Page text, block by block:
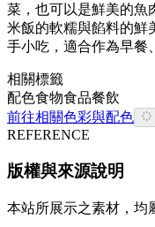
菜，也可以是鮮美的魚
米飯的軟糯與餡料的鮮
手小吃，適合作為早餐
相關標籤
配色食物食品餐飲
前往相關色彩與配色
REFERENCE
版權與來源說明
本站所展示之素材，均